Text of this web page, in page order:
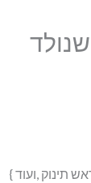
תינוק ,ועוד }